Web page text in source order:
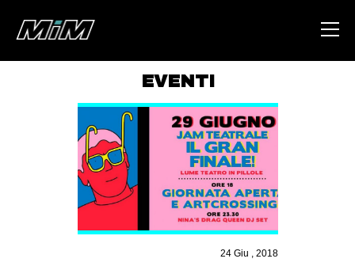
ABOUT
AREA
DEGENERAZIONE
GAZA FREESTYLE
CSOA LAMBRETTA
EVENTI
24 Giu , 2018